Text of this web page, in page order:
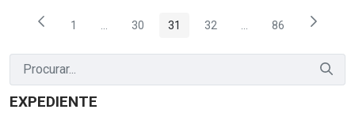
Página
1 Páginas intermediárias Usar ABA para navegar.
Página
30 Página
31 Página
32 PáginasPágina
86
EXPEDIENTE